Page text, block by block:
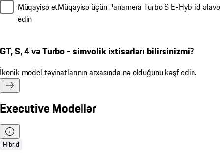
Müqayisə etMüqayisə üçün Panamera Turbo S E-Hybrid əlavə
edin
GT, S, 4 və Turbo - simvolik ixtisarları bilirsinizmi?
İkonik model təyinatlarının arxasında nə olduğunu kəşf edin.
Executive Modellər
Hibrid